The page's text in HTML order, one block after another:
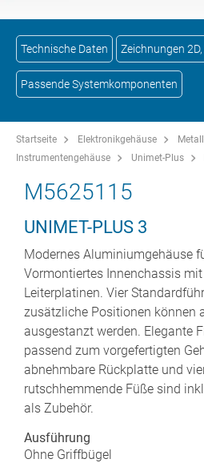
Technische Daten Zeichnungen
Passende Systemkomponenten
Startseite Elektronikgehäuse
Instrumentengehäuse
Unimet-Plus
M5625115
UNIMET-PLUS 3
Modernes Aluminiumgehäuse
Vormontiertes Innenchassis
Leiterplatinen. Vier
zusätzliche Positionen können
ausgestanzt werden. Elegante
passend zum vorgefertigten
abnehmbare Rückplatte und
rutschhemmende Füße sind
als Zubehör.
Ausführung
Ohne Griffbügel